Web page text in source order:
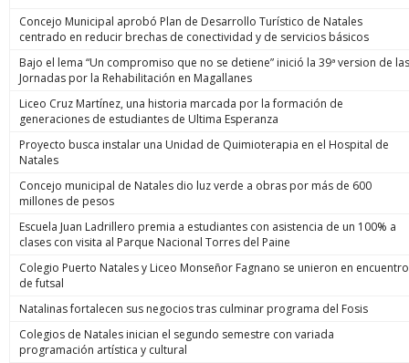
Concejo Municipal aprobó Plan de Desarrollo Turístico de Natales
centrado en reducir brechas de conectividad y de servicios básicos
Bajo el lema “Un compromiso que no se detiene” inició la 39ª version de las
Jornadas por la Rehabilitación en Magallanes
Liceo Cruz Martínez, una historia marcada por la formación de
generaciones de estudiantes de Ultima Esperanza
Proyecto busca instalar una Unidad de Quimioterapia en el Hospital de
Natales
Concejo municipal de Natales dio luz verde a obras por más de 600
millones de pesos
Escuela Juan Ladrillero premia a estudiantes con asistencia de un 100% a
clases con visita al Parque Nacional Torres del Paine
Colegio Puerto Natales y Liceo Monseñor Fagnano se unieron en encuentro
de futsal
Natalinas fortalecen sus negocios tras culminar programa del Fosis
Colegios de Natales inician el segundo semestre con variada
programación artística y cultural